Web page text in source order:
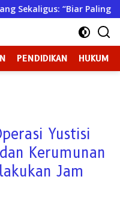
“Biar Paling
PENDIDIKAN HUKUM
Yustisi
Kerumunan
Jam